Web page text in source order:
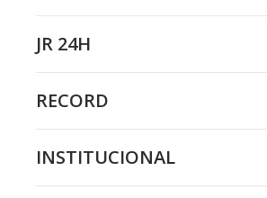
JR 24H
RECORD
INSTITUCIONAL